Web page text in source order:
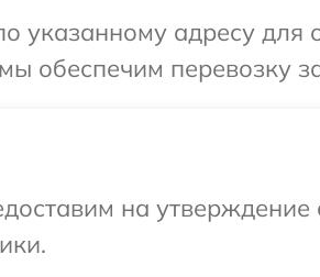
указанному адресу
обеспечим перевозку
на